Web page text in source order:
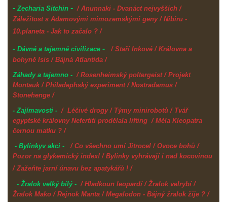
-Zecharia Sitchin - / Anunnaki - Dvanáct nejvyšších /
Záležitost s Adamovými mimozemskými geny / Nibiru -
10.planeta - Jak to začalo ? /
- Dávné a tajemné civilizace -
/ Staří Inkové / Královna a
bohyně Isis / Bájná Atlantida /
Záhady a tajemno -/ Rosenheimský poltergeist / Projekt
Montauk / Philadephský experiment / Nostradamus /
Stonehenge /
- Zajímavosti - / Léčivé drogy / Týmy minirobotů / Tvář
egyptské královny Nefertiti prodělala lifting / Měla Kleopatra
černou matku ? /
- Bylinkyv akci -
/ Co všechno umí Jitrocel / Ovoce bohů /
Pozor na glykemický index! / Bylinky vyhrávají i nad kocovinou
/ Zažeňte jarní únavu bez apatykářů ! /
- Žralok velký bílý - / Hladkoun leopardí / Žralok velrybí /
Žralok Mako / Rejnok Manta / Megalodon - Bájný žralok žije ? /